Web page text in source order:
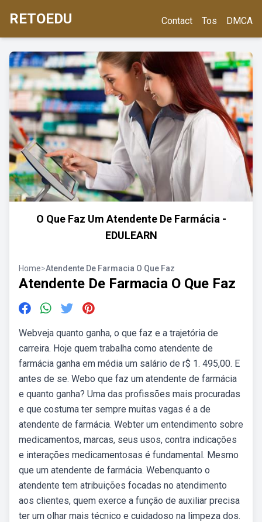
RETOEDU Contact Tos DMCA
O Que Faz Um Atendente De Farmácia -
EDULEARN
Home>Atendente De Farmacia O Que Faz
Atendente De Farmacia O Que Faz
Webveja quanto ganha, o que faz e a trajetória de
carreira. Hoje quem trabalha como atendente de
farmácia ganha em média um salário de r$ 1. 495,00. E
antes de se. Webo que faz um atendente de farmácia
e quanto ganha? Uma das profissões mais procuradas
e que costuma ter sempre muitas vagas é a de
atendente de farmácia. Webter um entendimento sobre
medicamentos, marcas, seus usos, contra indicações
e interações medicamentosas é fundamental. Mesmo
que um atendente de farmácia. Webenquanto o
atendente tem atribuições focadas no atendimento
aos clientes, quem exerce a função de auxiliar precisa
ter um olhar mais técnico e cuidadoso na limpeza dos.